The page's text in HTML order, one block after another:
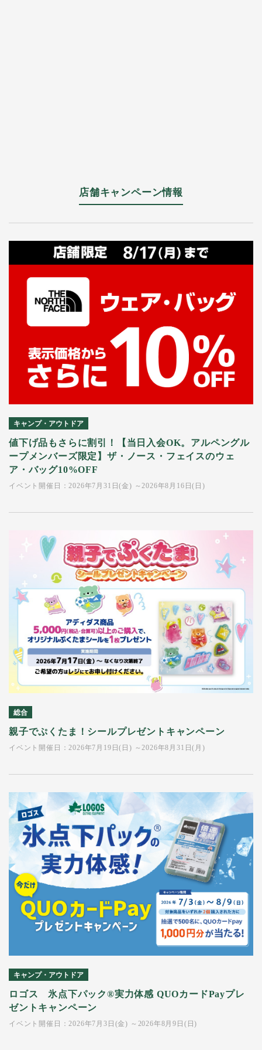
店舗キャンペーン情報
キャンプ・アウトドア
値下げ品もさらに割引！【当日入会OK。アルペングル
ープメンバーズ限定】ザ・ノース・フェイスのウェ
ア・バッグ10%OFF
イベント開催日：2026年7月31日(金) ～2026年8月16日(日)
総合
親子でぷくたま！シールプレゼントキャンペーン
イベント開催日：2026年7月19日(日) ～2026年8月31日(月)
キャンプ・アウトドア
ロゴス 氷点下パック®実力体感 QUOカードPayプレ
ゼントキャンペーン
イベント開催日：2026年7月3日(金) ～2026年8月9日(日)